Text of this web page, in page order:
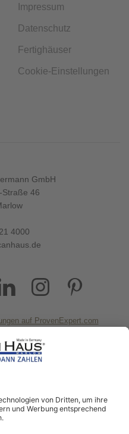
Impressum
Datenschutz
Fertighäuser
Cookie-Einstellungen
GmbH
Straße 46
4000
auf ProvenExpert.com
um ScanHaus &